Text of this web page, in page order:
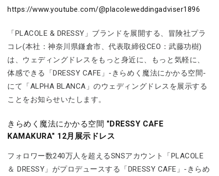
https://www.youtube.com/@placoleweddingadviser1896
「PLACOLE & DRESSY」ブランドを展開する、冒険社プラ
コレ(本社：神奈川県鎌倉市、代表取締役CEO：武藤功樹)
は、ウェディングドレスをもっと身近に、もっと気軽に、
体感できる「DRESSY CAFE」-きらめく魔法にかかる空間-
にて「ALPHA BLANCA」のウェディングドレスを展示する
ことをお知らせいたします。
きらめく魔法にかかる空間 "DRESSY CAFE
KAMAKURA" 12月展示ドレス
フォロワー数240万人を超えるSNSアカウント「PLACOLE
＆ DRESSY」がプロデュースする「DRESSY CAFE」-きらめ